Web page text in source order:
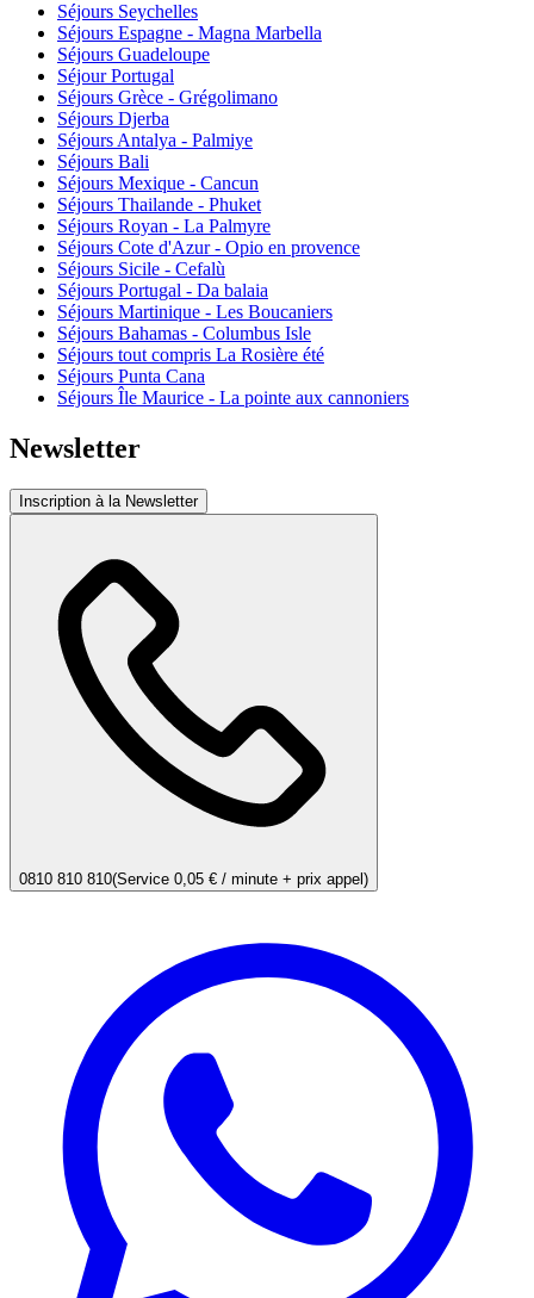
Séjours Seychelles
Séjours Espagne - Magna Marbella
Séjours Guadeloupe
Séjour Portugal
Séjours Grèce - Grégolimano
Séjours Djerba
Séjours Antalya - Palmiye
Séjours Bali
Séjours Mexique - Cancun
Séjours Thailande - Phuket
Séjours Royan - La Palmyre
Séjours Cote d'Azur - Opio en provence
Séjours Sicile - Cefalù
Séjours Portugal - Da balaia
Séjours Martinique - Les Boucaniers
Séjours Bahamas - Columbus Isle
Séjours tout compris La Rosière été
Séjours Punta Cana
Séjours Île Maurice - La pointe aux cannoniers
Newsletter
Inscription à la Newsletter
0810 810 810(Service 0,05 € / minute + prix appel)